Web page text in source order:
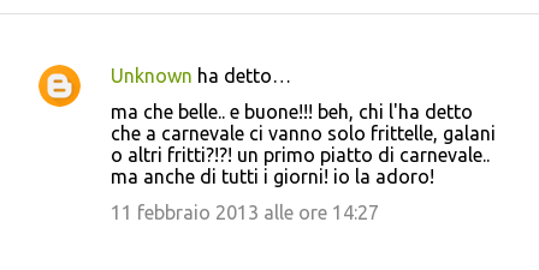
C
Unknown ha detto…
ma che belle.. e buone!!! beh, chi l'ha detto
che a carnevale ci vanno solo frittelle, galani
o altri fritti?!?! un primo piatto di carnevale..
ma anche di tutti i giorni! io la adoro!
11 febbraio 2013 alle ore 14:27